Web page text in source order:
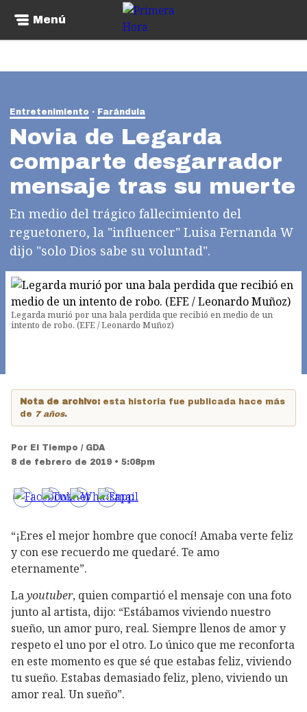
Menú
Entretenimiento Farándula
Novia de Legarda
comparte desgarrador
mensaje tras su muerte
En medio del trágico fallecimiento del
reguetonero, la "influencer" Luisa Fernanda W
dijo "solo Dios sabe su voluntad".
Legarda murió por una bala perdida que recibió en medio de un
intento de robo. (EFE / Leonardo Muñoz)
Nota de archivo: esta historia fue publicada hace más
de 7 años.
Por El Tiempo / GDA
8 de febrero de 2019 • 5:08pm
“¡Eres el mejor hombre que conocí! Amaba verte feliz
y con ese recuerdo me quedaré. Te amo
eternamente”.
Layoutuber, quien compartió el mensaje con una foto
junto al artista, dijo: “Estábamos viviendo nuestro
sueño, un amor puro, real. Siempre llenos de amor y
respeto el uno por el otro. Lo único que me reconforta
en este momento es que sé que estabas feliz, viviendo
tu sueño. Estabas demasiado feliz, pleno, viviendo un
amor real. Un sueño”.